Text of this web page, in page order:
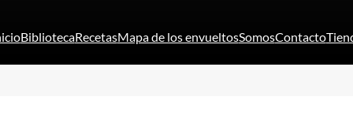
BibliotecaRecetasMapa de los envueltosSomosContacto